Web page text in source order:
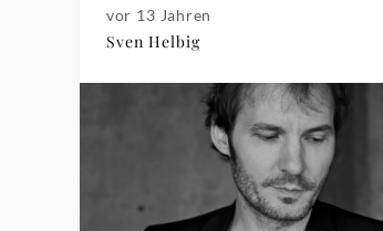
vor 13 Jahren
Sven Helbig